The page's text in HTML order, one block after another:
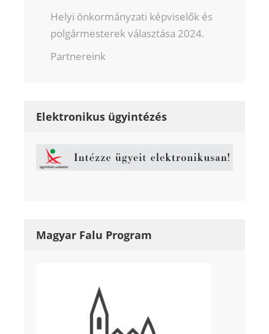
Helyi önkormányzati képviselők és
polgármesterek választása 2024.
Partnereink
Elektronikus ügyintézés
Magyar Falu Program